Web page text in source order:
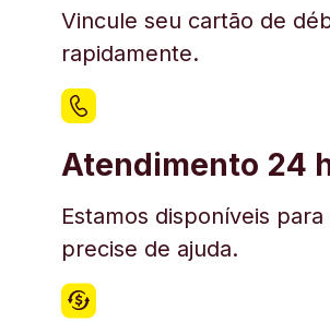
Vincule seu cartão de
rapidamente.
Atendimento 24
Estamos disponíveis
precise de ajuda.